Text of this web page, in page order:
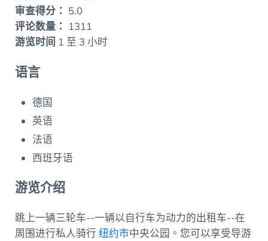
审查得分： 5.0
评论数量： 1311
游览时间 1 至 3 小时
语言
德国
英语
法语
西班牙语
游览介绍
跳上一辆三轮车--一辆以自行车为动力的出租车--在
周围进行私人骑行 纽约市中央公园。您可以享受导游